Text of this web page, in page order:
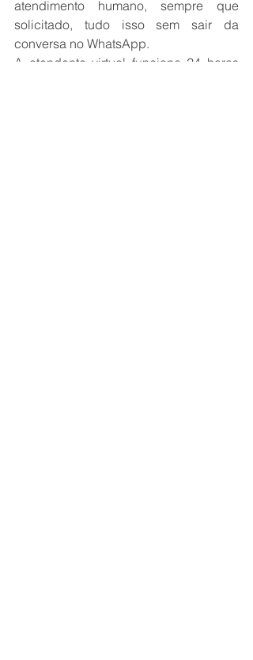
atendimento humano, sempre que
solicitado, tudo isso sem sair da
conversa no WhatsApp.
A atendente virtual funciona 24 horas